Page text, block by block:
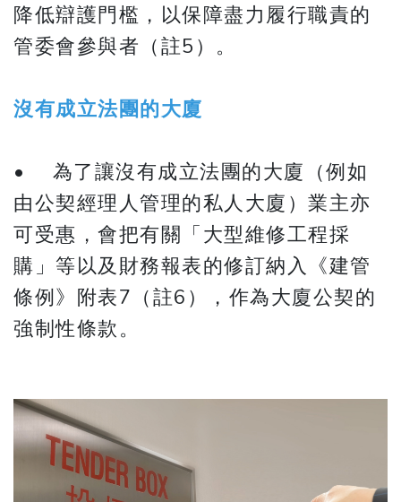
降低辯護門檻，以保障盡力履行職責的
管委會參與者（註5）。
沒有成立法團的大廈
• 為了讓沒有成立法團的大廈（例如
由公契經理人管理的私人大廈）業主亦
可受惠，會把有關「大型維修工程採
購」等以及財務報表的修訂納入《建管
條例》附表7（註6），作為大廈公契的
強制性條款。